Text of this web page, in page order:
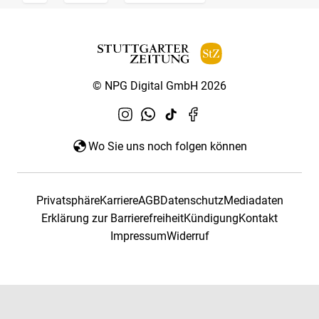
© NPG Digital GmbH 2026
Wo Sie uns noch folgen können
PrivatsphäreKarriereAGBDatenschutzMediadaten
Erklärung zur BarrierefreiheitKündigungKontakt
ImpressumWiderruf